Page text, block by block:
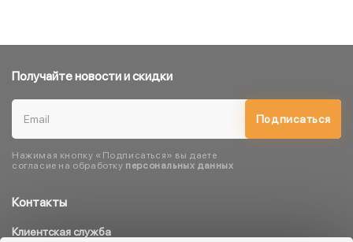
Контакты
Клиентская служба
Получайте новости и скидки
Подписаться
Нажимая кнопку «Подписаться» вы даете
согласие на обработку персональных данных